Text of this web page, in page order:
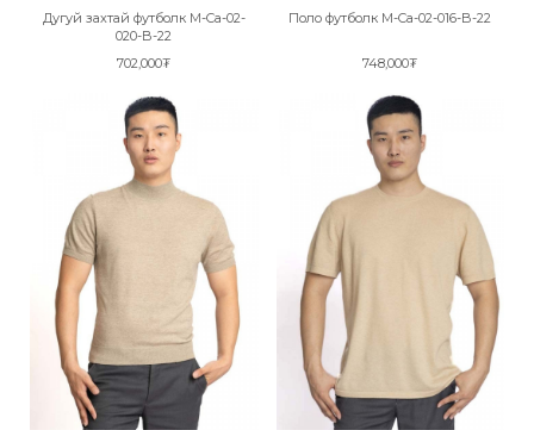
Дугуй захтай футболк M-Ca-02-
020-B-22
702,000₮
Поло футболк M-Ca-02-016-B-22
748,000₮